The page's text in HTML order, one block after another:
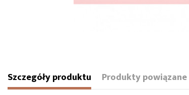
Szczegóły produktu Produkty powiązane